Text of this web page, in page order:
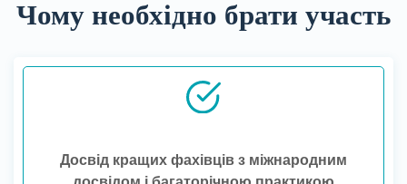
Чому необхідно брати участь
Досвід кращих фахівців з міжнародним